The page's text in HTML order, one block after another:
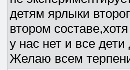
детям ярлыки
втором
у нас нет и все
Желаю всем